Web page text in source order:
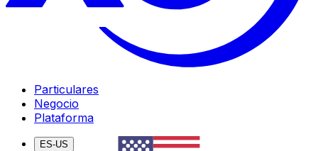
Particulares
Negocio
Plataforma
ES-US